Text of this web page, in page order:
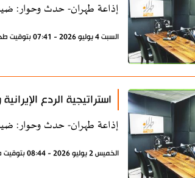
إذاعة طهران- حدث وحوار:
السبت 4 يوليو 2026 - 07:41 بتوقيت طهران
استراتيجية الردع
إذاعة طهران- حدث وحوار:
الخميس 2 يوليو 2026 - 08:44 بتوقيت طهران